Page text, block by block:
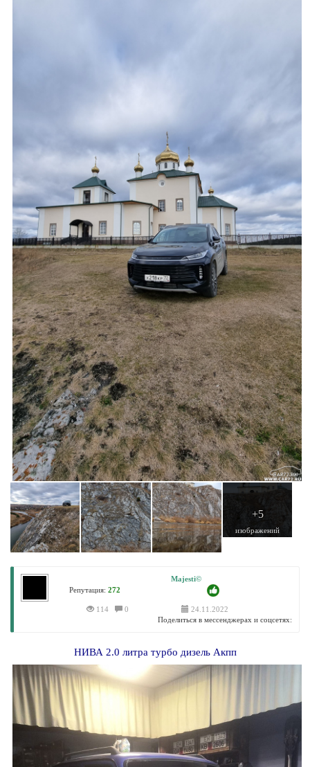
+5
изображений
Majesti©
Репутация:272
114 0
24.11.2022
Поделиться в мессенджерах и соцсетях:
НИВА 2.0 литра турбо дизель Акпп